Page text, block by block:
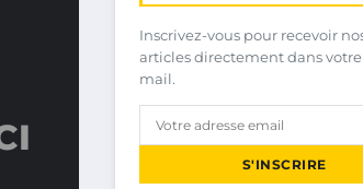
Inscrivez-vous pour recevoir
articles directement dans
mail.
S'INSCRIRE